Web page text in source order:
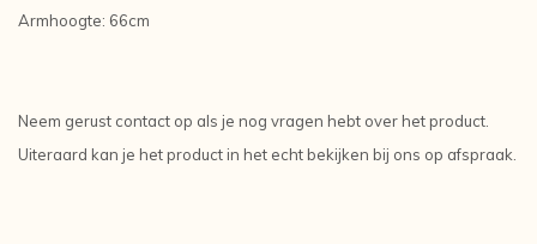
Armhoogte: 66cm
Neem gerust contact op als je nog vragen hebt over het product.
Uiteraard kan je het product in het echt bekijken bij ons op afspraak.